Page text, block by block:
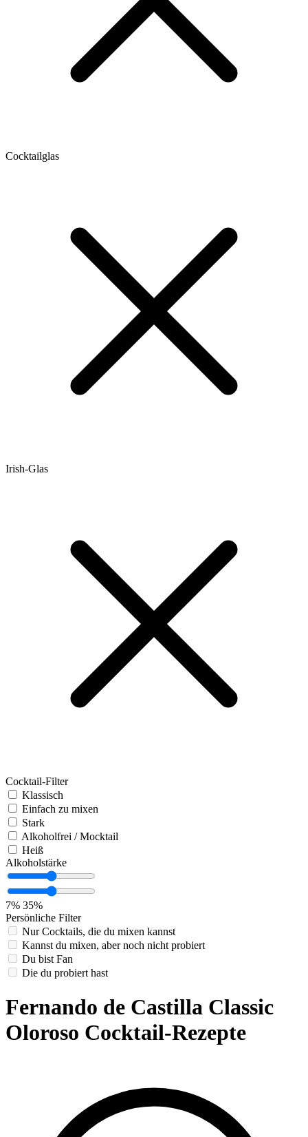
Cocktailglas
Irish-Glas
Cocktail-Filter
Klassisch
Einfach zu mixen
Stark
Alkoholfrei / Mocktail
Heiß
Alkoholstärke
7% 35%
Persönliche Filter
Nur Cocktails, die du mixen kannst
Kannst du mixen, aber noch nicht probiert
Du bist Fan
Die du probiert hast
Fernando de Castilla Classic
Oloroso Cocktail-Rezepte